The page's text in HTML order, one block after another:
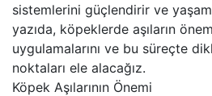
sistemlerini güçlendirir ve
yazıda, köpeklerde aşıların
uygulamalarını ve bu süreçte
noktaları ele alacağız.
Köpek Aşılarının Önemi